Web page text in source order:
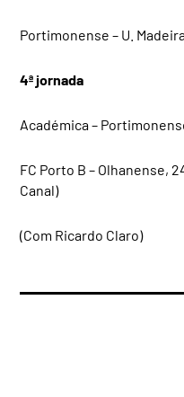
Portimonense – U.
4ª jornada
Académica –
FC Porto B – Olhanense,
Canal)
(Com Ricardo Claro)